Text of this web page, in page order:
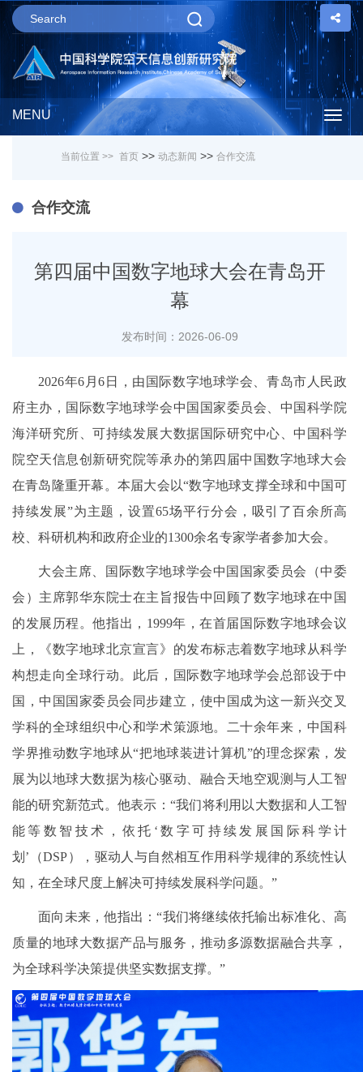
MENU
当前位置 >> 首页 >> 动态新闻 >> 合作交流
合作交流
第四届中国数字地球大会在青岛开
幕
发布时间：2026-06-09
2026年6月6日，由国际数字地球学会、青岛市人民政
府主办，国际数字地球学会中国国家委员会、中国科学院
海洋研究所、可持续发展大数据国际研究中心、中国科学
院空天信息创新研究院等承办的第四届中国数字地球大会
在青岛隆重开幕。本届大会以“数字地球支撑全球和中国可
持续发展”为主题，设置65场平行分会，吸引了百余所高
校、科研机构和政府企业的1300余名专家学者参加大会。
大会主席、国际数字地球学会中国国家委员会（中委
会）主席郭华东院士在主旨报告中回顾了数字地球在中国
的发展历程。他指出，1999年，在首届国际数字地球会议
上，《数字地球北京宣言》的发布标志着数字地球从科学
构想走向全球行动。此后，国际数字地球学会总部设于中
国，中国国家委员会同步建立，使中国成为这一新兴交叉
学科的全球组织中心和学术策源地。二十余年来，中国科
学界推动数字地球从“把地球装进计算机”的理念探索，发
展为以地球大数据为核心驱动、融合天地空观测与人工智
能的研究新范式。他表示：“我们将利用以大数据和人工智
能等数智技术，依托‘数字可持续发展国际科学计
划’（DSP），驱动人与自然相互作用科学规律的系统性认
知，在全球尺度上解决可持续发展科学问题。”
面向未来，他指出：“我们将继续依托输出标准化、高
质量的地球大数据产品与服务，推动多源数据融合共享，
为全球科学决策提供坚实数据支撑。”